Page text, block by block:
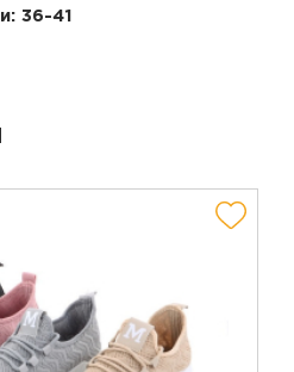
36-41